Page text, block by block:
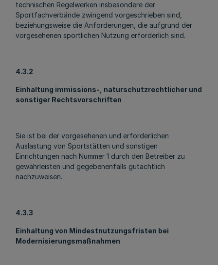
technischen Regelwerken insbesondere der
Sportfachverbände zwingend vorgeschrieben sind,
beziehungsweise die Anforderungen, die aufgrund der
vorgesehenen sportlichen Nutzung erforderlich sind.
4.3.2
Einhaltung immissions-, naturschutzrechtlicher und
sonstiger Rechtsvorschriften
Sie ist bei der vorgesehenen und erforderlichen
Auslastung von Sportstätten und sonstigen
Einrichtungen nach Nummer 1 durch den Betreiber zu
gewährleisten und gegebenenfalls gutachtlich
nachzuweisen.
4.3.3
Einhaltung von Mindestnutzungsfristen bei
Modernisierungsmaßnahmen